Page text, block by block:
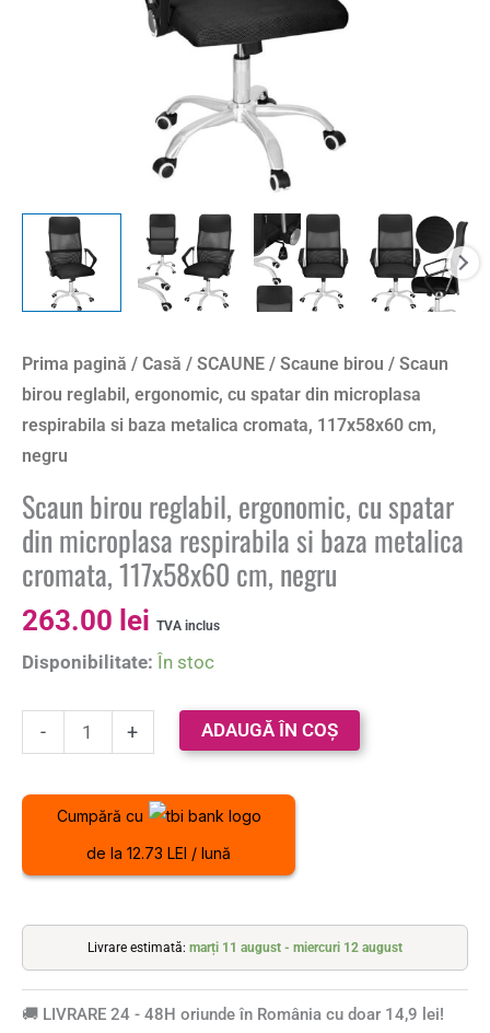
Prima pagină / Casă / SCAUNE / Scaune birou / Scaun
birou reglabil, ergonomic, cu spatar din microplasa
respirabila si baza metalica cromata, 117x58x60 cm,
negru
Scaun birou reglabil, ergonomic, cu spatar
din microplasa respirabila si baza metalica
cromata, 117x58x60 cm, negru
263.00 lei TVA inclus
Disponibilitate: În stoc
-
cm,
negru
+ ADAUGĂ ÎN COȘ
Cumpără cu
de la 12.73 LEI / lună
Livrare estimată: marți 11 august - miercuri 12 august
🚚 LIVRARE 24 - 48H oriunde în România cu doar 14,9 lei!